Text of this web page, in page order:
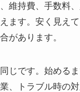
維持費、手数料
ます。安く見え
があります。
じです。始めるま
、トラブル時の